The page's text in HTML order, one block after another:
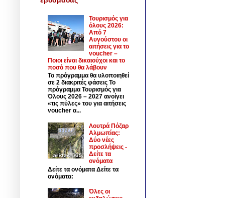
Τουρισμός για
όλους 2026:
Από 7
Αυγούστου οι
αιτήσεις για το
voucher –
Ποιοι είναι δικαιούχοι και το
ποσό που θα λάβουν
Το πρόγραμμα θα υλοποιηθεί
σε 2 διακριτές φάσεις Το
πρόγραμμα Τουρισμός για
Όλους 2026 – 2027 ανοίγει
«τις πύλες» του για αιτήσεις
voucher α...
Λουτρά Πόζαρ
Αλμωπίας:
Δύο νέες
προσλήψεις -
Δείτε τα
ονόματα
Δείτε τα ονόματα Δείτε τα
ονόματα:
Όλες οι